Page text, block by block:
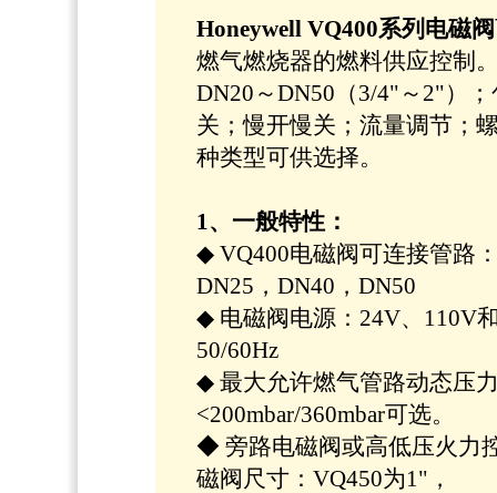
Honeywell VQ400系列电磁阀
燃气燃烧器的燃料供应控制
DN20～DN50（3/4"～2"）
关；慢开慢关；流量调节；
种类型可供选择。
1、一般特性：
◆ VQ400电磁阀可连接管路
DN25，DN40，DN50
◆ 电磁阀电源：24V、110V
50/60Hz
◆ 最大允许燃气管路动态压
<200mbar/360mbar可选。
◆ 旁路电磁阀或高低压火力
磁阀尺寸：VQ450为1"，